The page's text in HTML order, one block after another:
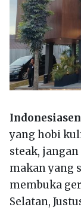
yang hobi
steak,
makan yang
membuka
Selatan,